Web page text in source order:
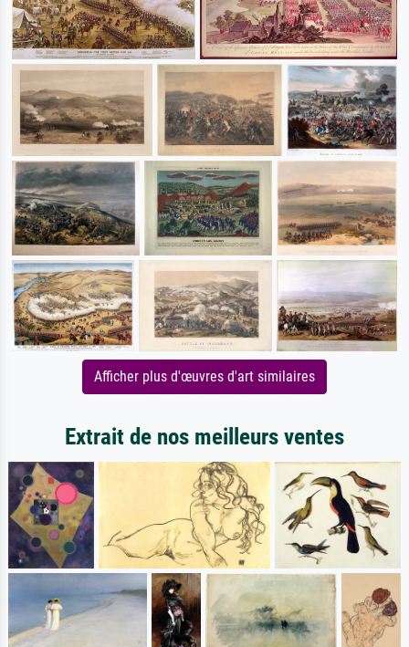
Afficher plus d'œuvres d'art similaires
Extrait de nos meilleurs ventes